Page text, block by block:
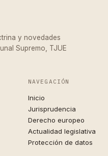
y novedades
Supremo, TJUE
NAVEGACIÓN
Inicio
Jurisprudencia
Derecho europeo
Actualidad legislativa
Protección de datos